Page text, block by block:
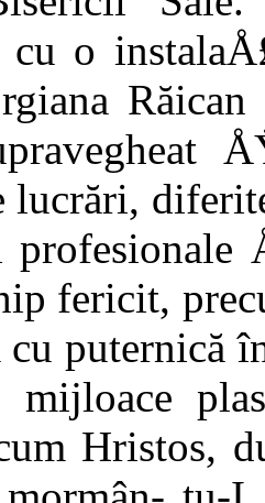
cu o
lucrări,
fericit,
puternică
mijloace
Hristos,